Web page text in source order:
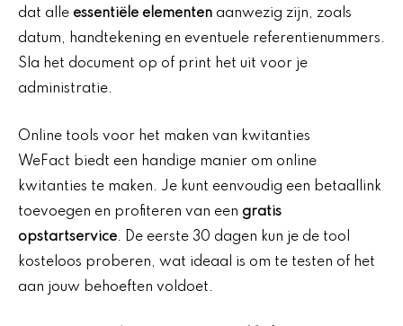
dat alle essentiële elementen aanwezig zijn, zoals
datum, handtekening en eventuele referentienummers.
Sla het document op of print het uit voor je
administratie.
Online tools voor het maken van kwitanties
WeFact biedt een handige manier om online
kwitanties te maken. Je kunt eenvoudig een betaallink
toevoegen en profiteren van een gratis
opstartservice. De eerste 30 dagen kun je de tool
kosteloos proberen, wat ideaal is om te testen of het
aan jouw behoeften voldoet.